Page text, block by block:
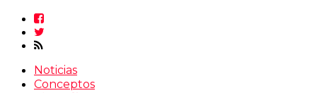
Noticias
Conceptos